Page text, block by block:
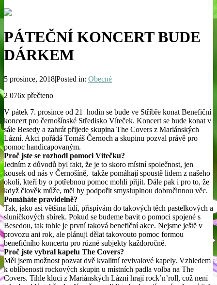
PÁTEČNÍ KONCERT BUDE
DÁRKEM
5 prosince, 2018|Posted in: Obecné
2 076x přečteno
V pátek 7. prosince od 21 hodin se bude ve Stříbře konat Benefiční
koncert pro černošínské Středisko Víteček. Koncert se bude konat v
sále Besedy a zahrát přijede skupina The Covers z Mariánských
Lázní. Akci pořádá Tomáš Černoch a skupinu pozval právě pro
pomoc handicapovaným.
Proč jste se rozhodl pomoci Vítečku?
Jedním z důvodů byl fakt, že je to skoro místní společnost, jen
kousek od nás v Černošíně, takže pomáhají spoustě lidem z našeho
okolí, kteří by o potřebnou pomoc mohli přijít. Dále pak i pro to, že
když člověk může, měl by podpořit smysluplnou dobročinnou věc.
Pomáháte pravidelně?
Tak, jako asi většina lidí, přispívám do takových těch pastelkových a
sluníčkových sbírek. Pokud se budeme bavit o pomoci spojené s
Besedou, tak tohle je první taková benefiční akce. Nejsme ještě v
provozu ani rok, ale plánuji dělat takovouto pomoc formou
benefičního koncertu pro různé subjekty každoročně.
Proč jste vybral kapelu The Covers?
Měl jsem možnost pozvat dvě kvalitní revivalové kapely. Vzhledem
k oblíbenosti rockových skupin u místních padla volba na The
Covers. Tihle kluci z Mariánských Lázní hrají rock’n’roll, což není